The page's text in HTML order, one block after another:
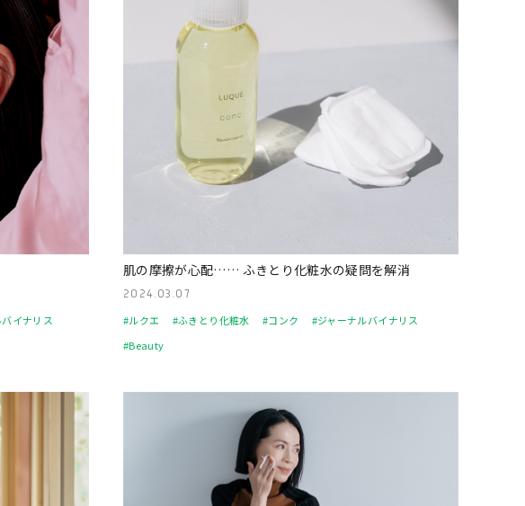
イナリス
肌の摩擦が心配…… ふきとり化粧水の疑問を解消
2024.03.07
#ルクエ #ふきとり化粧水 #コンク
#ジャーナルバイナリス
#Beauty